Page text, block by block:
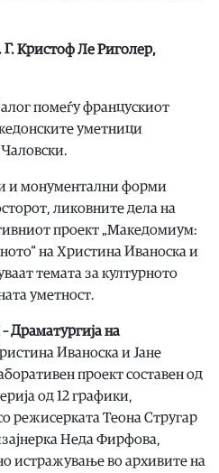
Г. Кристоф Ле Риголер,
помеѓу францускиот
уметници
и монументални форми
ликовните дела на
проект „Македомиум:
на Христина Иваноска и
темата за културното
уметност.
на
Иваноска и Јане
проект составен од
од 12 графики,
режисерката Теона Стругар
Неда Фирфова,
истражување во архивите на